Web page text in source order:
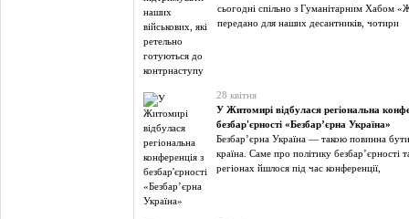
сьогодні спільно з Гуманітарним Хабом
передано для наших десантників, чотири
28 квітня
У Житомирі відбулася регіональна
безбар'єрності «Безбар’єрна Україна»
Безбар’єрна Україна — такою повинна
країна. Саме про політику безбар’єрності
регіонах йшлося під час конференції,